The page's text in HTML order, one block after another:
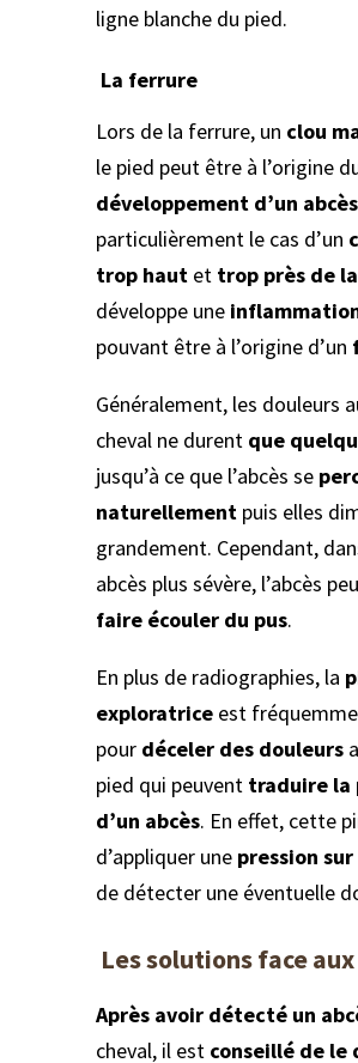
ligne blanche du pied.
La ferrure
Lors de la ferrure, un clou
le pied peut être à l’origine
développement d’un abcès
particulièrement le cas d’un
trop haut et trop près de
développe une
pouvant être à l’origine d’un
Généralement, les douleurs
cheval ne durent que
jusqu’à ce que l’abcès se
naturellement puis elles
grandement. Cependant,
abcès plus sévère, l’abcès
faire écouler du pus.
En plus de radiographies, la
exploratrice est
pour déceler des douleurs
pied qui peuvent traduire la
d’un abcès. En effet, cette
d’appliquer une pression
de détecter une éventuelle
Les solutions face
Après avoir détecté un
cheval, il est conseillé de le